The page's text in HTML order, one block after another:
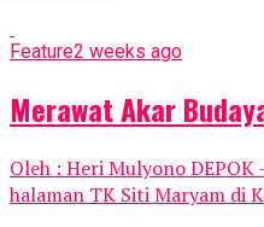
Feature2 weeks ago
Merawat Akar
Oleh : Heri Mulyono DEPOK
halaman TK Siti Maryam di